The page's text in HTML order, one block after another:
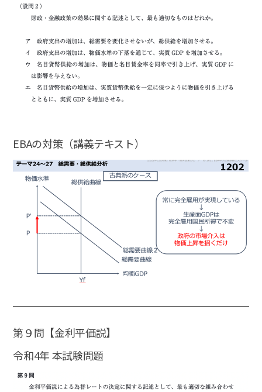
EBAの対策（講義テキスト）
第９問【金利平価説】
令和4年 本試験問題